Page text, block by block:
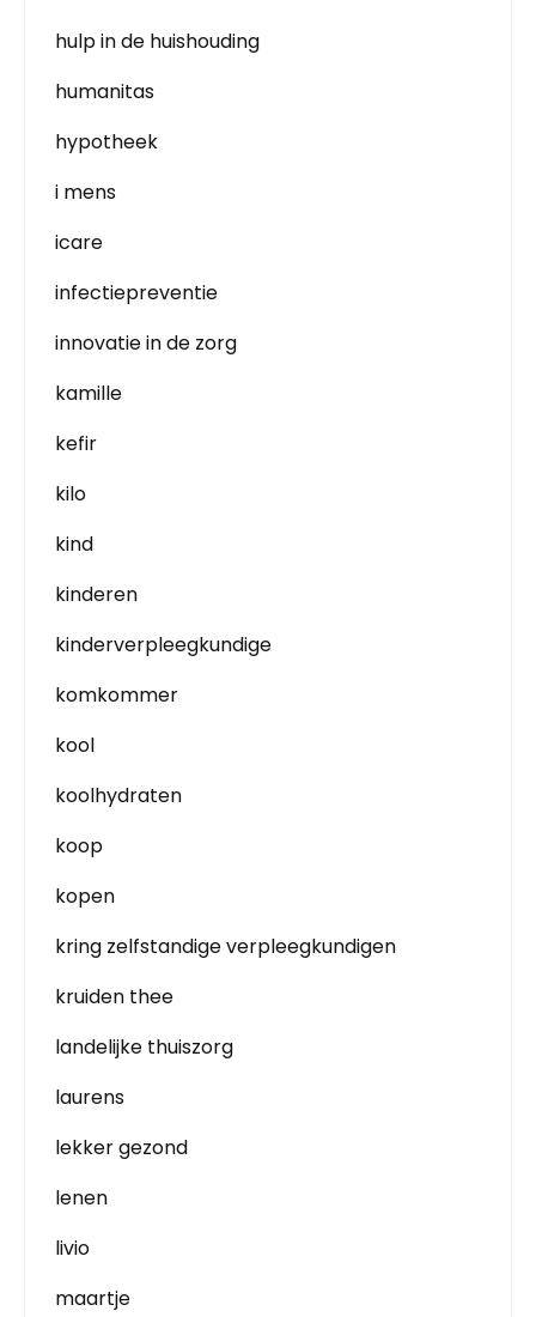
hulp in de huishouding
humanitas
hypotheek
i mens
icare
infectiepreventie
innovatie in de zorg
kamille
kefir
kilo
kind
kinderen
kinderverpleegkundige
komkommer
kool
koolhydraten
koop
kopen
kring zelfstandige verpleegkundigen
kruiden thee
landelijke thuiszorg
laurens
lekker gezond
lenen
livio
maartje